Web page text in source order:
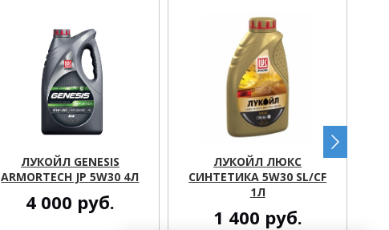
ЛУКОЙЛ GENESIS
ARMORTECH JP 5W30 4Л
4 000 руб.
ЛУКОЙЛ ЛЮКС
СИНТЕТИКА 5W30 SL/CF
1Л
1 400 руб.